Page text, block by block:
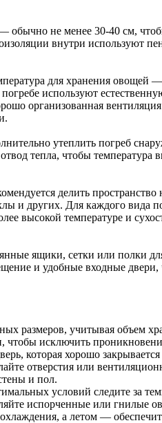
обычно не менее 30-40 см,
внутри используют
для хранения
используют
организованная
утеплить погреб
тепла, чтобы температура
делить
и других. Для каждого вида
высокой температуре и
ящики, сетки или полки
и удобные входные
размеров, учитывая объем
чтобы исключить
которая хорошо
отверстия или
и пол.
условий следите за
испорченные или гнилые
а летом —